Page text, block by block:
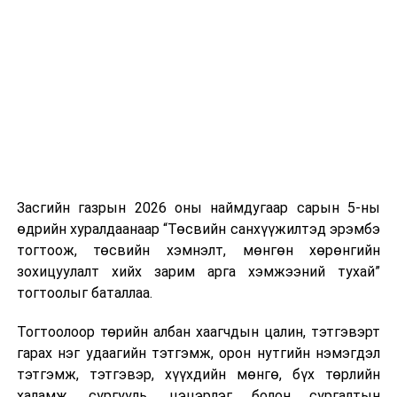
Шинэ хууль Францын зах зээлд үйлчилдэг гадаадын
дуудлагын төвүүдэд нөлөөлөхөөр байна. Тухайлбал,
Мароккогийн дуудлагын төвүүдийн орлогын 80 гаруй
хувь Францын зах зээлээс бүрддэг бөгөөд тус улсын
40–50 мянган ажлын байр эрсдэлд орж болзошгүйг
Засгийн газрын 2026 оны наймдугаар сарын 5-ны
өдрийн хуралдаанаар “Төсвийн санхүүжилтэд эрэмбэ
тогтоож, төсвийн хэмнэлт, мөнгөн хөрөнгийн
зохицуулалт хийх зарим арга хэмжээний тухай”
тогтоолыг баталлаа.
Тогтоолоор төрийн албан хаагчдын цалин, тэтгэвэрт
гарах нэг удаагийн тэтгэмж, орон нутгийн нэмэгдэл
тэтгэмж, тэтгэвэр, хүүхдийн мөнгө, бүх төрлийн